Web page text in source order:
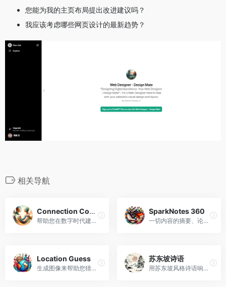
您能为我的主页布局提出改进建议吗？
我应该考虑哪些网页设计的最新趋势？
相关导航
Connection Companion
帮助您在数字时代建立人与人之间的联系。
SparkNotes 360
一切内容的摘要、论文样本和学习指南。
Location Guess
生成图像来帮助您猜测世界各地的位置并提供有趣的事实。
苏东坡诗语
用苏东坡风格诗语响应任何主题